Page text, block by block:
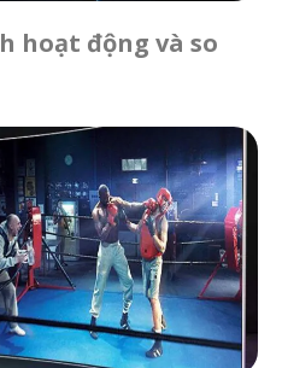
hoạt động và so